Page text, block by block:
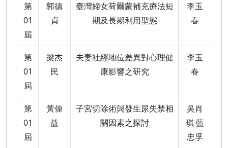
第
01
屆
郭德
貞
臺灣婦女荷爾蒙補充療法短
期及長期利用型態
李玉
春
第
01
屆
梁杰
民
夫妻社經地位差異對心理健
康影響之研究
李玉
春
第
01
屆
黃偉
益
子宮切除術與發生尿失禁相
關因素之探討
吳肖
琪 藍
忠孚